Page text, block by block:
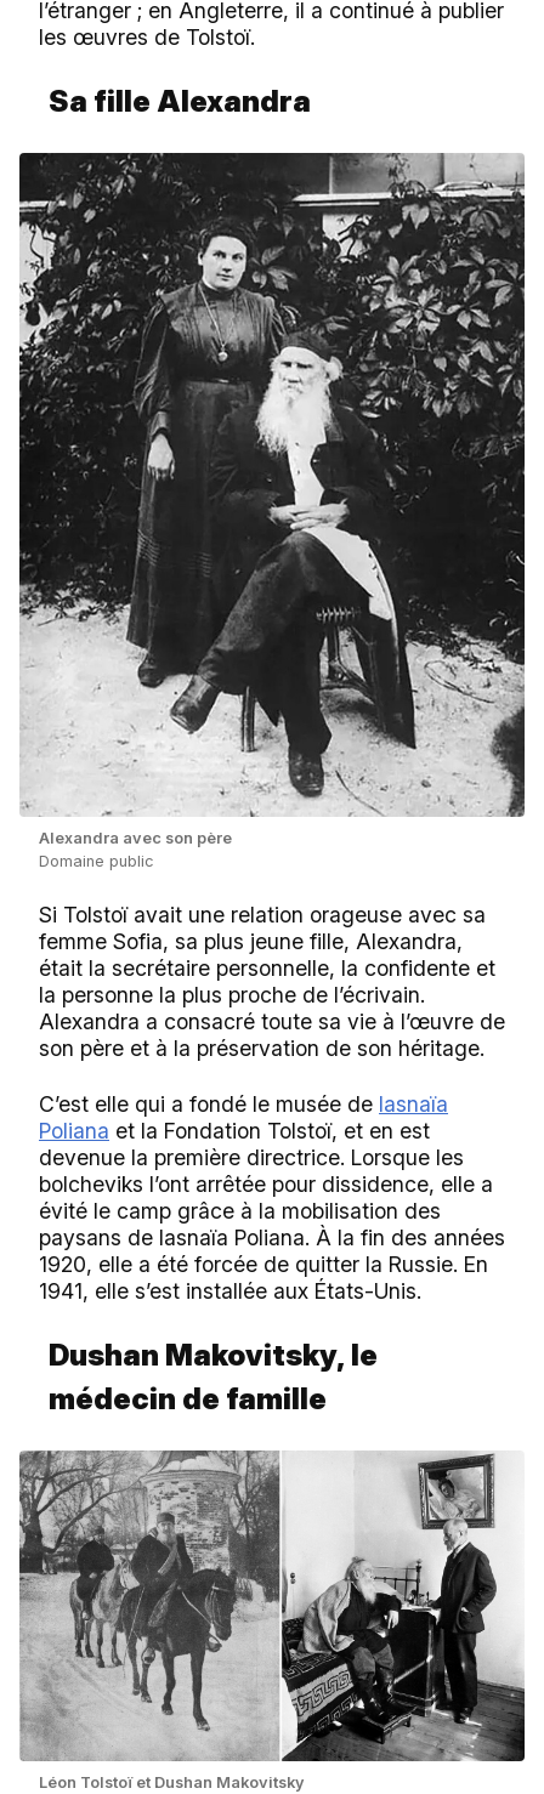
l’étranger ; en Angleterre, il a continué à publier
les œuvres de Tolstoï.
Sa fille Alexandra
Alexandra avec son père
Domaine public
Si Tolstoï avait une relation orageuse avec sa
femme Sofia, sa plus jeune fille, Alexandra,
était la secrétaire personnelle, la confidente et
la personne la plus proche de l’écrivain.
Alexandra a consacré toute sa vie à l’œuvre de
son père et à la préservation de son héritage.
C’est elle qui a fondé le musée de Iasnaïa
Poliana et la Fondation Tolstoï, et en est
devenue la première directrice. Lorsque les
bolcheviks l’ont arrêtée pour dissidence, elle a
évité le camp grâce à la mobilisation des
paysans de Iasnaïa Poliana. À la fin des années
1920, elle a été forcée de quitter la Russie. En
1941, elle s’est installée aux États-Unis.
Dushan Makovitsky, le
médecin de famille
Léon Tolstoï et Dushan Makovitsky